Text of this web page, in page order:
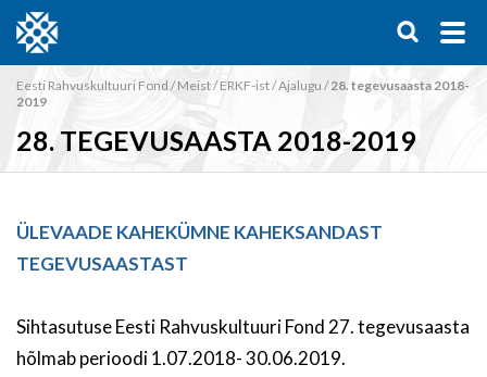
Eesti Rahvuskultuuri Fond /Meist/ERKF-ist/Ajalugu /28. tegevusaasta 2018-
2019
28. TEGEVUSAASTA 2018-2019
ÜLEVAADE KAHEKÜMNE KAHEKSANDAST
TEGEVUSAASTAST
Sihtasutuse Eesti Rahvuskultuuri Fond 27. tegevusaasta
hõlmab perioodi 1.07.2018- 30.06.2019.